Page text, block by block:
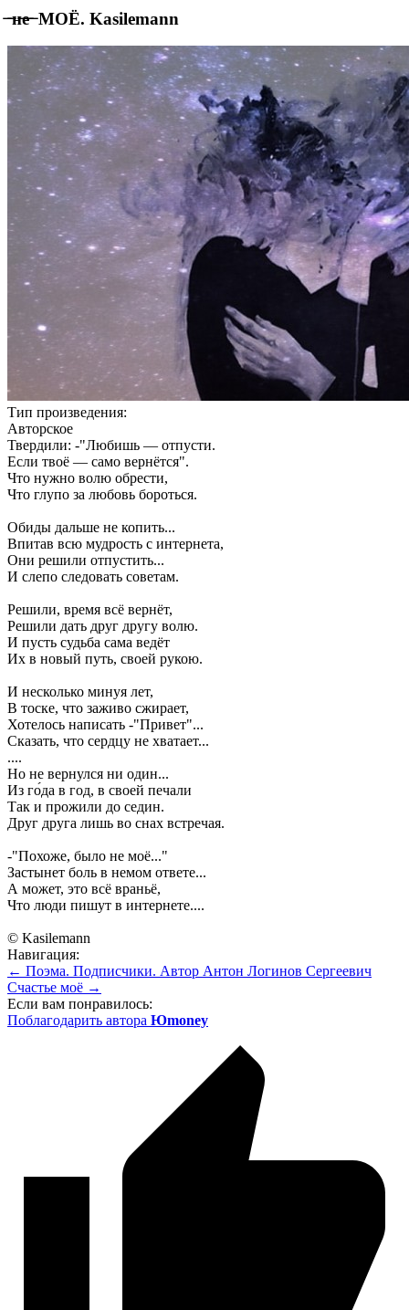
̶ ̶н̶е̶ ̶ МОЁ. Kasilemann
Тип произведения:
Авторское
Твердили: -"Любишь — отпусти.
Если твоё — само вернётся".
Что нужно волю обрести,
Что глупо за любовь бороться.
Обиды дальше не копить...
Впитав всю мудрость с интернета,
Они решили отпустить...
И слепо следовать советам.
Решили, время всё вернёт,
Решили дать друг другу волю.
И пусть судьба сама ведёт
Их в новый путь, своей рукою.
И несколько минуя лет,
В тоске, что заживо сжирает,
Хотелось написать -"Привет"...
Сказать, что сердцу не хватает...
....
Но не вернулся ни один...
Из го́да в год, в своей печали
Так и прожили до седин.
Друг друга лишь во снах встречая.
-"Похоже, было не моё..."
Застынет боль в немом ответе...
А может, это всё враньё,
Что люди пишут в интернете....
© Kasilemann
Навигация:
← Поэма. Подписчики. Автор Антон Логинов Сергеевич
Счастье моё →
Если вам понравилось:
Поблагодарить автора Юmoney